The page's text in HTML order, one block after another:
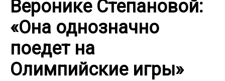
Веронике Степановой:
«Она однозначно
поедет на
Олимпийские игры»